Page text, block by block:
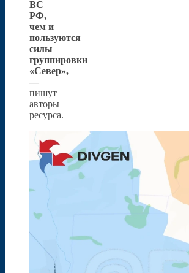
ВС
РФ,
чем и
пользуются
силы
группировки
«Север»,
—
пишут
авторы
ресурса.